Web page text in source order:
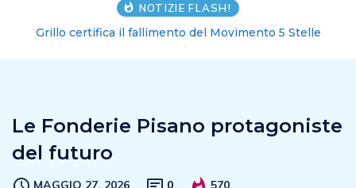
NOTIZIE FLASH!
Grillo certifica il fallimento del Movimento 5 Stelle
Le Fonderie Pisano protagoniste
del futuro
MAGGIO 27, 2026 0 570